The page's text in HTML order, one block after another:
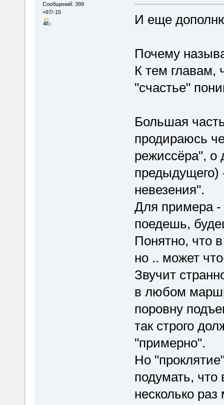
Сообщений: 399
+97/-15
И еще
Почему
К тем главам,
"счастье"
Большая
продираюсь
режиссёра", о
предыдущего)
невезения".
Для примера -
поедешь,
Понятно, что
но .. может
Звучит
в любом
поровну
так строго
"примерно".
Но
подумать, что
несколько